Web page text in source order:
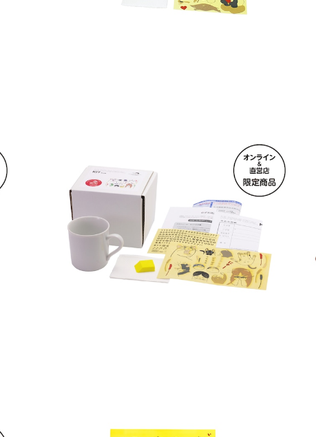
オンライン＆直営店限定 クタニシール・キット マグ
カップ
¥6,270